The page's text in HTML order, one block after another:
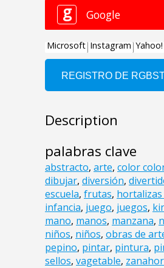
Description
palabras clave
abstracto, arte, color
dibujar, diversión,
escuela, frutas,
infancia, juego, juegos,
mano, manos, manzana,
niños, niños, obras de
pepino, pintar, pintura,
sellos, vagetable,